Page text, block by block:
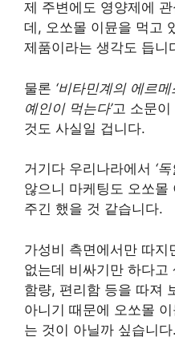
제 주변에도 영양제에
데, 오쏘몰 이뮨을 먹고
제품이라는 생각도 듭니
물론 ‘비타민계의 에르메
예인이 먹는다’고 소문이
것도 사실일 겁니다.
거기다 우리나라에서 ‘
않으니 마케팅도 오쏘몰
주긴 했을 것 같습니다.
가성비 측면에서만 따지
없는데 비싸기만 하다
함량, 편리함 등을 따져
아니기 때문에 오쏘몰
는 것이 아닐까 싶습니다.